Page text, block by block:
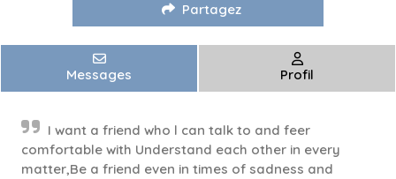
Partagez
Messages Profil
I want a friend who l can talk to and feer
comfortable with Understand each other in every
matter,Be a friend even in times of sadness and